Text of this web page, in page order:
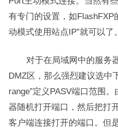
有专门的设置，如FlashFXP
动模式使用站点IP”就可以了。
对于在局域网中的服务器
DMZ区，那么强烈建议选中
range”定义PASV端口范围
器随机打开端口，然后把打
客户端连接打开的端口。但